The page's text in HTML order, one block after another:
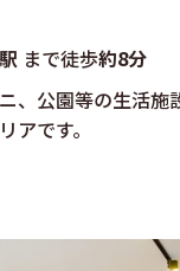
まで徒歩約8分
、公園等の生活施
アです。